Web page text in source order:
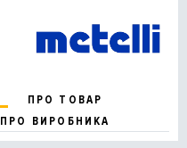
ПРО ТОВАР
ПРО ВИРОБНИКА